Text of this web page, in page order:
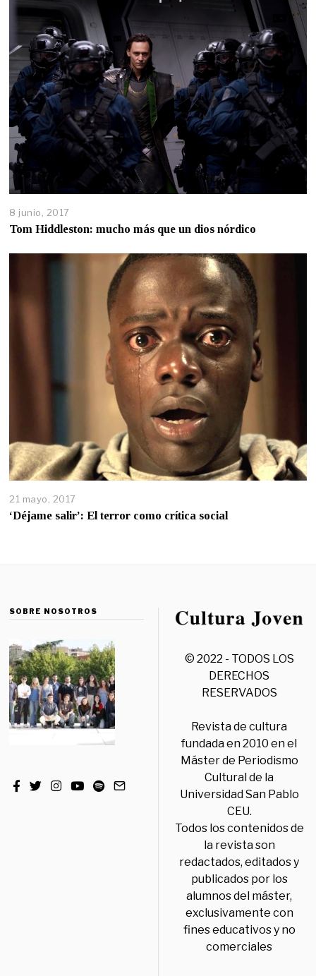
8 junio, 2017
Tom Hiddleston: mucho más que un dios nórdico
21 mayo, 2017
‘Déjame salir’: El terror como crítica social
SOBRE NOSOTROS
© 2022 - TODOS LOS
DERECHOS
RESERVADOS
Revista de cultura
fundada en 2010 en el
Máster de Periodismo
Cultural de la
Universidad San Pablo
CEU.
Todos los contenidos de
la revista son
redactados, editados y
publicados por los
alumnos del máster,
exclusivamente con
fines educativos y no
comerciales